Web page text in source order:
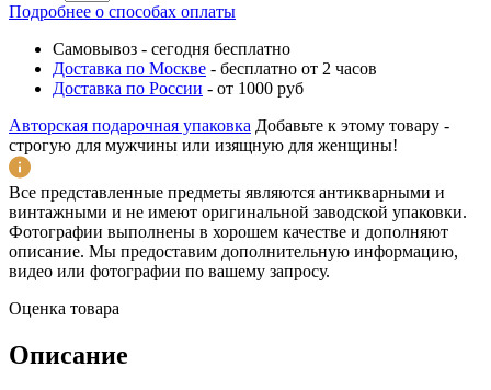
Подробнее о способах оплаты
Самовывоз - сегодня бесплатно
Доставка по Москве - бесплатно от 2 часов
Доставка по России - от 1000 руб
Авторская подарочная упаковка Добавьте к этому товару -
строгую для мужчины или изящную для женщины!
Все представленные предметы являются антикварными и
винтажными и не имеют оригинальной заводской упаковки.
Фотографии выполнены в хорошем качестве и дополняют
описание. Мы предоставим дополнительную информацию,
видео или фотографии по вашему запросу.
Оценка товара
Описание